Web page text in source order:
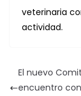
veterinaria
actividad.
El nuevo
encuentro